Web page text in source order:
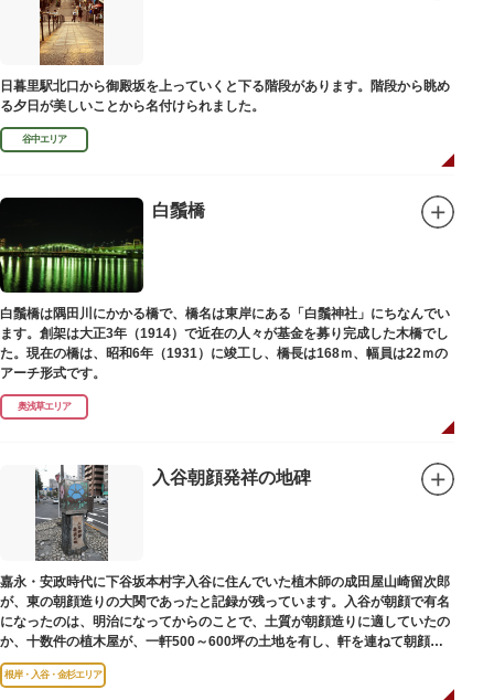
江戸文化発祥の地といわれる浅草には、観音様の境内を中心として広く各所
に名所・旧跡があります。七福神をめぐる途中、これらの名跡も訪ねながら
江戸文化の面影を偲んでみてはいかがでしょうか。
御利益にあやかりながらの散策は、福徳と心の安らぎを与えてくれることで
しょう。
日暮里駅北口から御殿坂を上っていくと下る階段があります。階段から眺め
る夕日が美しいことから名付けられました。
谷中エリア
白鬚橋
白鬚橋は隅田川にかかる橋で、橋名は東岸にある「白鬚神社」にちなんでい
ます。創架は大正3年（1914）で近在の人々が基金を募り完成した木橋でし
た。現在の橋は、昭和6年（1931）に竣工し、橋長は168ｍ、幅員は22ｍの
アーチ形式です。
奥浅草エリア
入谷朝顔発祥の地碑
嘉永・安政時代に下谷坂本村字入谷に住んでいた植木師の成田屋山崎留次郎
が、東の朝顔造りの大関であったと記録が残っています。入谷が朝顔で有名
になったのは、明治になってからのことで、土質が朝顔造りに適していたの
か、十数件の植木屋が、一軒500～600坪の土地を有し、軒を連ねて朝顔造
りをはじめました。
根岸・入谷・金杉エリア